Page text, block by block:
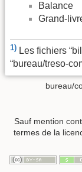
Balance
Grand-
1) Les fichiers
“bureau/treso-
bureau/
Sauf mention
termes de la